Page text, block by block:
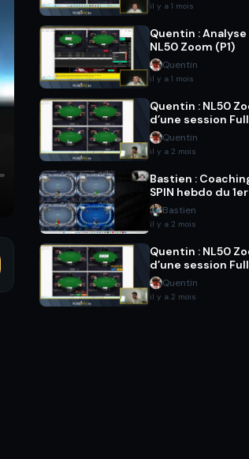
il y a 1 mois
Quentin :
NL50 Zoom (P1)
Quentin
il y a 1 mois
Quentin : NL50
d’une session
Quentin
il y a 2 mois
Bastien :
SPIN hebdo du
Bastien
il y a 2 mois
Quentin : NL50
d’une session
Quentin
il y a 2 mois